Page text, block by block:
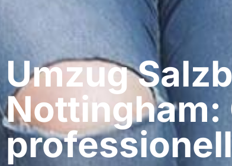
Umzug
Nottingham:
professionell​